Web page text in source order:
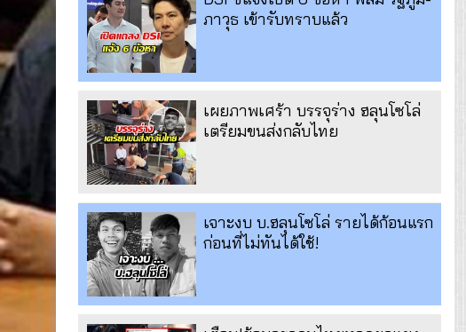
ภาวุธ เข้ารับทราบแล้ว
เผยภาพเศร้า บรรจุร่าง ฮลุนโซโล่
เตรียมขนส่งกลับไทย
เจาะงบ บ.ฮลุนโซโล่ รายได้ก้อนแรก
ก่อนที่ไม่ทันได้ใช้!